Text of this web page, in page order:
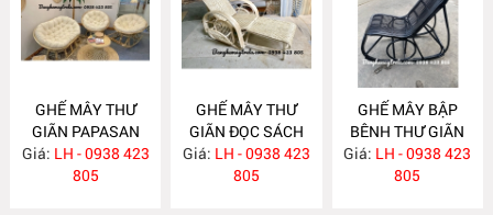
GHẾ MÂY THƯ
GIÃN PAPASAN
MA765
Giá: LH - 0938 423
805
GHẾ MÂY THƯ
GIÃN ĐỌC SÁCH
MA756
Giá: LH - 0938 423
805
GHẾ MÂY BẬP
BÊNH THƯ GIÃN
SƠN ĐEN MA715
Giá: LH - 0938 423
805